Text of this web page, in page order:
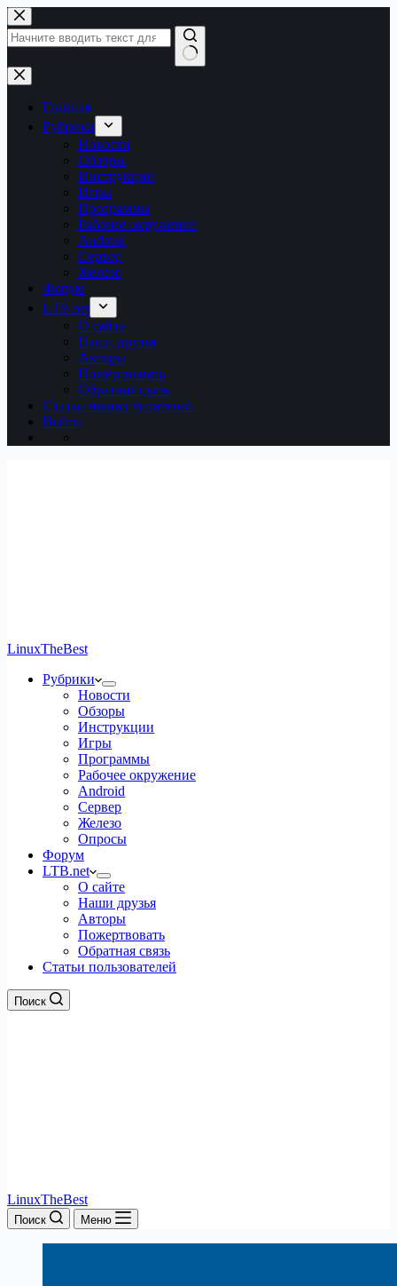
Перейти
к
сути
Ничего
не
найденоГлавная
Рубрики
Новости
Обзоры
Инструкции
Игры
Программы
Рабочее окружение
Android
Сервер
Железо
Форум
LTB.net
О сайте
Наши друзья
Авторы
Пожертвовать
Обратная связь
Статьи наших читателей
Войти
LinuxTheBest
Рубрики
Новости
Обзоры
Инструкции
Игры
Программы
Рабочее окружение
Android
Сервер
Железо
Опросы
Форум
LTB.net
О сайте
Наши друзья
Авторы
Пожертвовать
Обратная связь
Статьи пользователей
Поиск
LinuxTheBest
Поиск Меню